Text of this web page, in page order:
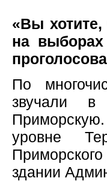
«Вы
на
По
звучали в
уровне
здании